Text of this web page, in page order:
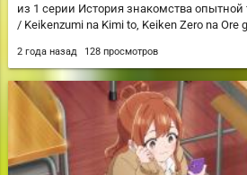
из 1 серии История знакомства
/ Keikenzumi na Kimi to, Keiken Zero na Ore
2 года назад 128 просмотров